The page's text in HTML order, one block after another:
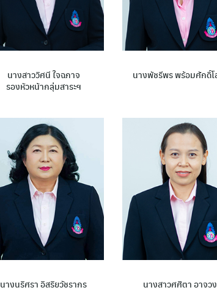
นางสาววิศนี ใจฉกาจ
รองหัวหน้ากลุ่มสาระฯ
นางพัชรีพร พร้อมศักดิ์
นางนริศรา อิสริยวัชรากร นางสาวศศิตา อาจว